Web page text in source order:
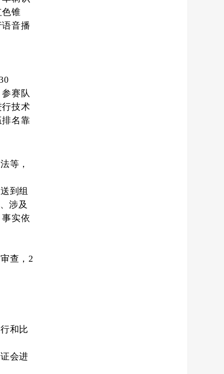
色锥
音播
赛队
技术
名靠
等，
到组
涉及
实依
查，2
和比
会进